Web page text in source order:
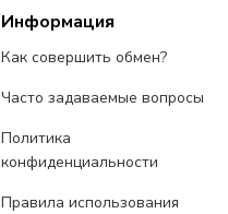
Информация
Как совершить обмен?
Часто задаваемые вопросы
Политика
конфиденциальности
Правила использования